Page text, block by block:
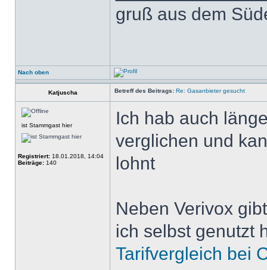
gruß aus dem
Nach oben
Katjuscha Betreff des Beitrags: Re: Gasanbieter gesucht
ist Stammgast hier
Registriert: 18.01.2018, 14:04
Beiträge: 140
Ich hab auch
verglichen und
lohnt
Neben Verivox
ich selbst genutzt
Tarifvergleich bei